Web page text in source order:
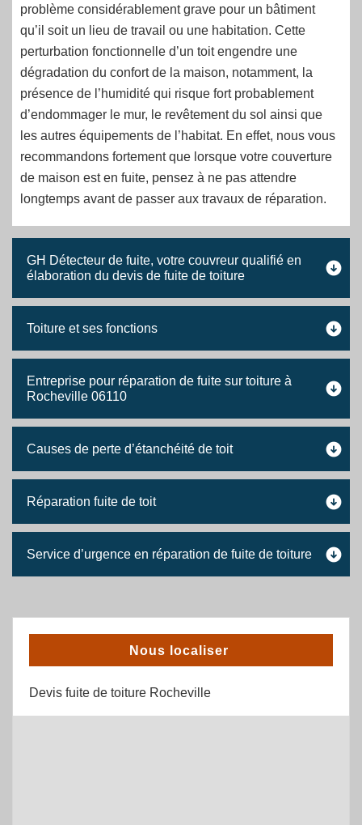
problème considérablement grave pour un bâtiment
qu’il soit un lieu de travail ou une habitation. Cette
perturbation fonctionnelle d’un toit engendre une
dégradation du confort de la maison, notamment, la
présence de l’humidité qui risque fort probablement
d’endommager le mur, le revêtement du sol ainsi que
les autres équipements de l’habitat. En effet, nous vous
recommandons fortement que lorsque votre couverture
de maison est en fuite, pensez à ne pas attendre
longtemps avant de passer aux travaux de réparation.
GH Détecteur de fuite, votre couvreur qualifié en
élaboration du devis de fuite de toiture
Toiture et ses fonctions
Entreprise pour réparation de fuite sur toiture à
Rocheville 06110
Causes de perte d’étanchéité de toit
Réparation fuite de toit
Service d’urgence en réparation de fuite de toiture
Nous localiser
Devis fuite de toiture Rocheville